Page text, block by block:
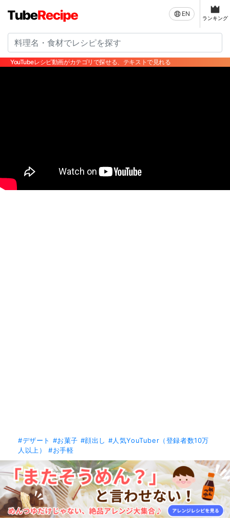
EN
ランキング
YouTubeレシピ動画がカテゴリで探せる、テキストで見れる
#デザート #お菓子 #顔出し #人気YouTuber（登録者数10万
人以上）
#お手軽